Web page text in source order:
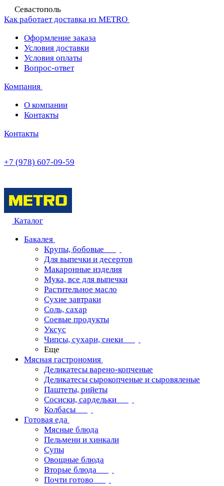
Севастополь
Как работает доставка из METRO
Оформление заказа
Условия доставки
Условия оплаты
Вопрос-ответ
Компания
О компании
Контакты
Контакты
+7 (978) 607-09-59
Каталог
Бакалея
Крупы, бобовые
Для выпечки и десертов
Макаронные изделия
Мука, все для выпечки
Растительное масло
Сухие завтраки
Соль, сахар
Соевые продукты
Уксус
Чипсы, сухари, снеки
Еще
Мясная гастрономия
Деликатесы варено-копченые
Деликатесы сырокопченые и сыровяленые
Паштеты, рийеты
Сосиски, сардельки
Колбасы
Готовая еда
Мясные блюда
Пельмени и хинкали
Супы
Овощные блюда
Вторые блюда
Почти готово